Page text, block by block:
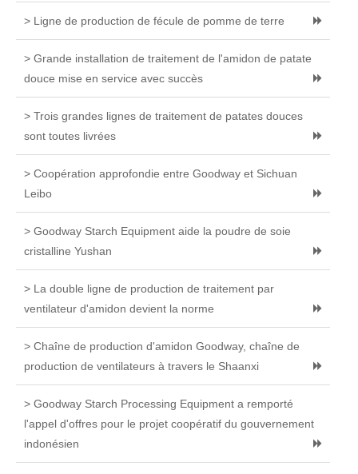
> Ligne de production de fécule de pomme de terre
> Grande installation de traitement de l'amidon de patate
douce mise en service avec succès
> Trois grandes lignes de traitement de patates douces
sont toutes livrées
> Coopération approfondie entre Goodway et Sichuan
Leibo
> Goodway Starch Equipment aide la poudre de soie
cristalline Yushan
> La double ligne de production de traitement par
ventilateur d'amidon devient la norme
> Chaîne de production d'amidon Goodway, chaîne de
production de ventilateurs à travers le Shaanxi
> Goodway Starch Processing Equipment a remporté
l'appel d'offres pour le projet coopératif du gouvernement
indonésien